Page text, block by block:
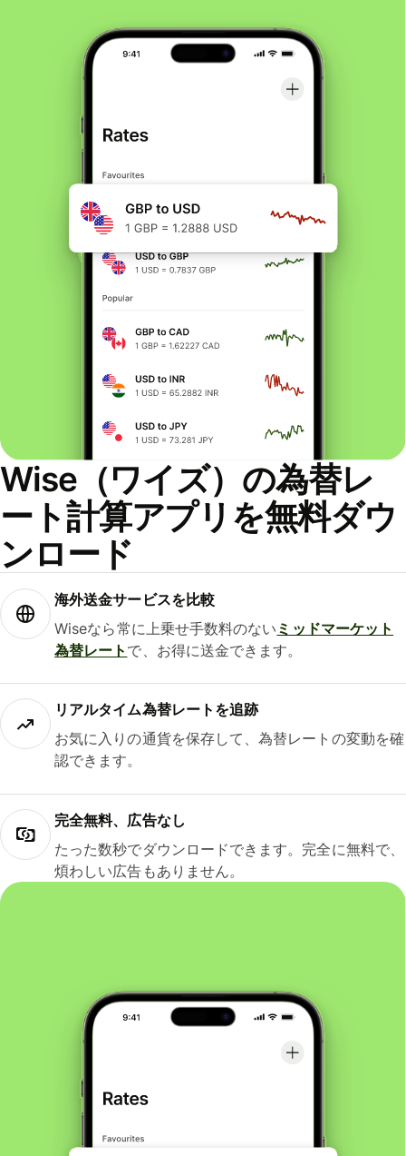
Wise（ワイズ）の為替レ
ート計算アプリを無料ダウ
ンロード
海外送金サービスを比較
Wiseなら常に上乗せ手数料のない ミッドマーケット
為替レート で、お得に送金できます。
リアルタイム為替レートを追跡
お気に入りの通貨を保存して、為替レートの変動を確
認できます。
完全無料、広告なし
たった数秒でダウンロードできます。完全に無料で、
煩わしい広告もありません。